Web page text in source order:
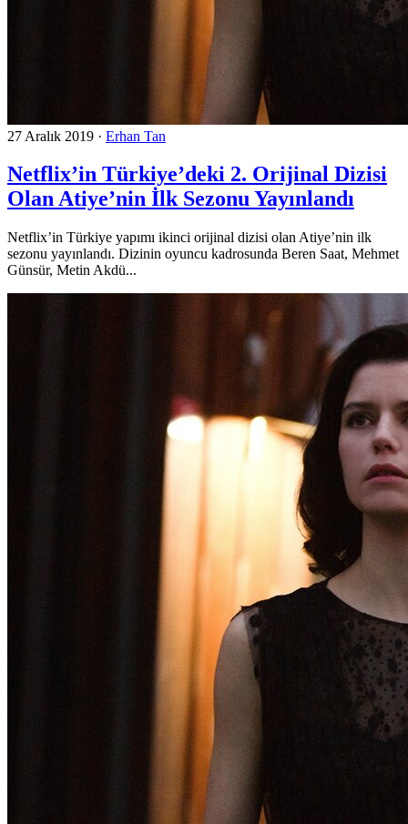
27 Aralık 2019 · Erhan Tan
Netflix’in Türkiye’deki 2. Orijinal Dizisi
Olan Atiye’nin İlk Sezonu Yayınlandı
Netflix’in Türkiye yapımı ikinci orijinal dizisi olan Atiye’nin ilk
sezonu yayınlandı. Dizinin oyuncu kadrosunda Beren Saat, Mehmet
Günsür, Metin Akdü...